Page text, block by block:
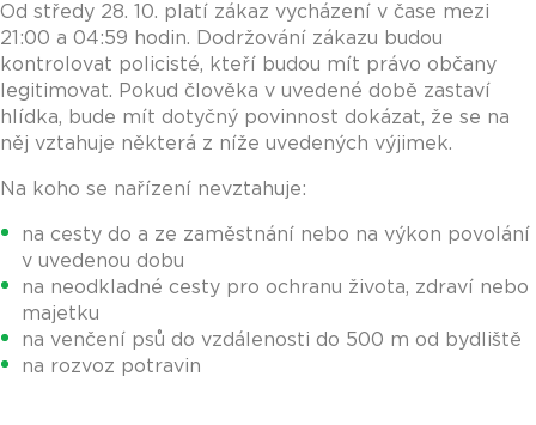
Od středy 28. 10. platí zákaz vycházení v čase mezi
21:00 a 04:59 hodin. Dodržování zákazu budou
kontrolovat policisté, kteří budou mít právo občany
legitimovat. Pokud člověka v uvedené době zastaví
hlídka, bude mít dotyčný povinnost dokázat, že se na
něj vztahuje některá z níže uvedených výjimek.
Na koho se nařízení nevztahuje:
na cesty do a ze zaměstnání nebo na výkon povolání
v uvedenou dobu
na neodkladné cesty pro ochranu života, zdraví nebo
majetku
na venčení psů do vzdálenosti do 500 m od bydliště
na rozvoz potravin